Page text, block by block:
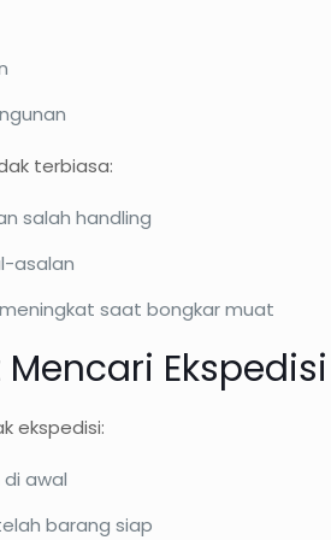
terbiasa:
salah handling
asalan
meningkat saat bongkar muat
Mencari
ekspedisi:
awal
barang siap